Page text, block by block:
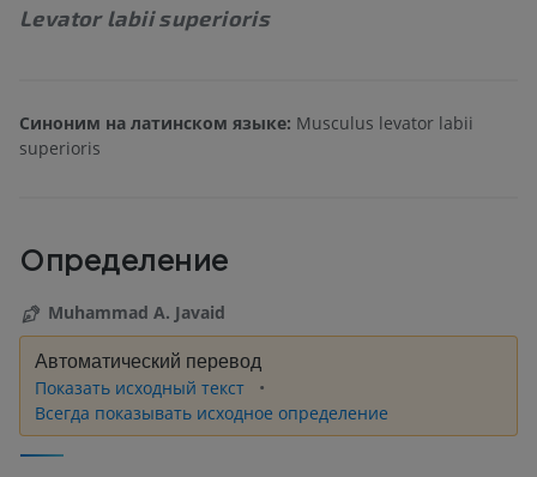
Levator labii superioris
Синоним на латинском языке: Musculus levator labii
superioris
Определение
Muhammad A. Javaid
Автоматический перевод
Показать исходный текст
Всегда показывать исходное определение